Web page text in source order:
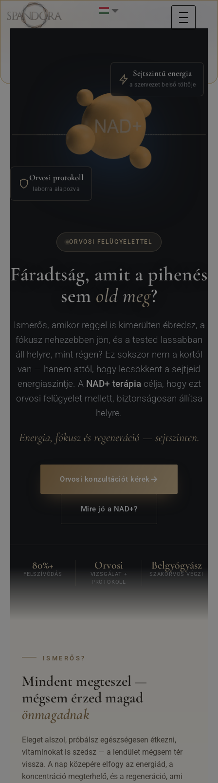
ORVOSI FELÜGYELETTEL
Fáradtság, amit a pihenés
sem old meg?
Ismerős, amikor reggel is kimerülten ébredsz, a
fókusz nehezebben jön, és a tested lassabban
áll helyre, mint régen? Ez sokszor nem a kortól
van — hanem attól, hogy lecsökkent a sejtjeid
energiaszintje. A NAD+ terápiacélja, hogy ezt
orvosi felügyelet mellett, biztonságosan állítsa
helyre.
Energia, fókusz és regeneráció — sejtszinten.
Orvosi konzultációt kérek→
Mire jó a NAD+?
80%+
FELSZÍVÓDÁS
Orvosi
VIZSGÁLAT +
PROTOKOLL
Belgyógyász
SZAKORVOS VÉGZI
Sejtszintű energia
a szervezet belső töltője
Orvosi protokoll
laborra alapozva
ISMERŐS?
Mindent megteszel —
mégsem érzed magad
önmagadnak
Eleget alszol, próbálsz egészségesen étkezni,
vitaminokat is szedsz — a lendület mégsem tér
vissza. A nap közepére elfogy az energiád, a
koncentráció megterhelő, és a regeneráció, ami